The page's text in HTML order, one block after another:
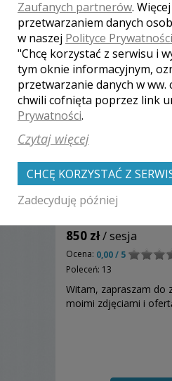
Karolina -
850 zł/ sesja
Ocena: 0,00 / 5
Poleceń: 13
Witam, zapraszam do
moimi zdjęciami i
Zaufanych partnerów.
przetwarzaniem danych
w naszej Polityce Prywatności
"Chcę korzystać z serwisu i
tym oknie informacyjnym,
przetwarzanie danych w ww.
chwili cofnięta poprzez link
Prywatności.
Czytaj więcej
CHCĘ KORZYSTAĆ Z
Zadecyduję później